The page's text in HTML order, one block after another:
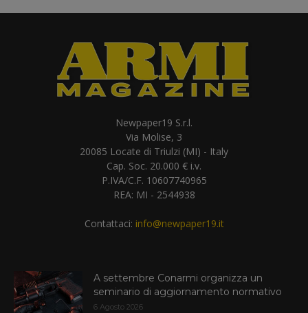
Newpaper19 S.r.l.
Via Molise, 3
20085 Locate di Triulzi (MI) - Italy
Cap. Soc. 20.000 € i.v.
P.IVA/C.F. 10607740965
REA: MI - 2544938
Contattaci: info@newpaper19.it
A settembre Conarmi organizza un
seminario di aggiornamento normativo
6 Agosto 2026